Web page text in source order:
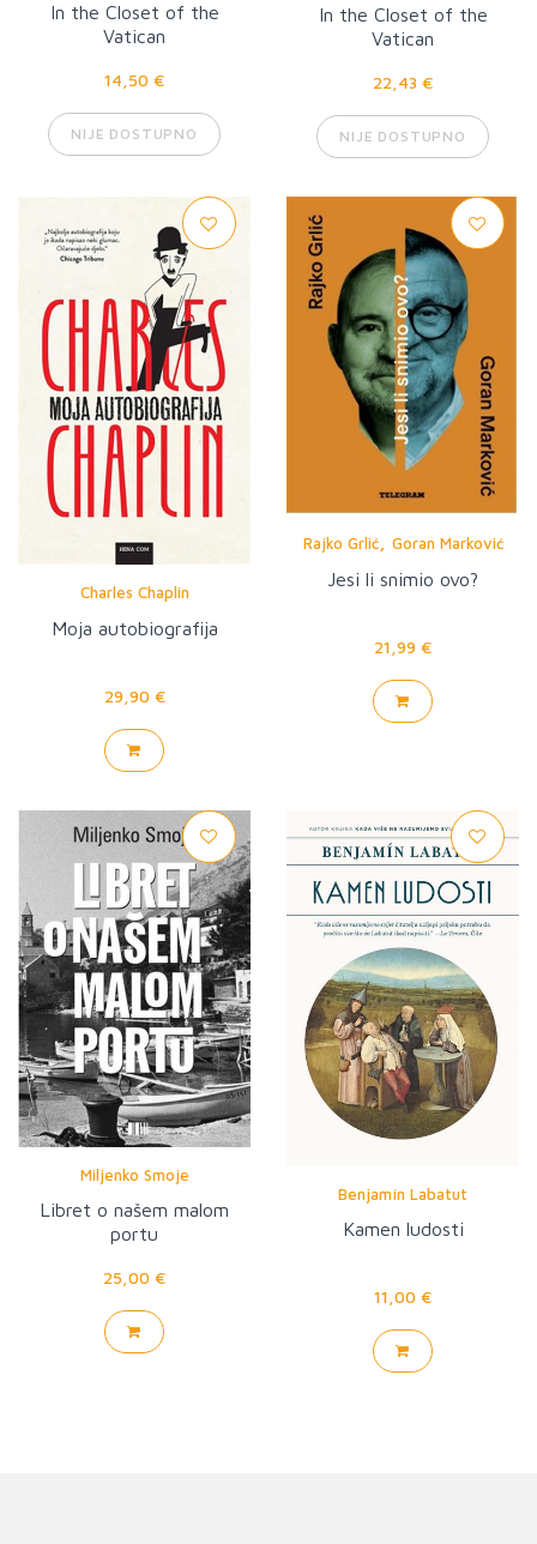
In the Closet of the
Vatican
14,50 €
NIJE DOSTUPNO
In the Closet of the
Vatican
22,43 €
NIJE DOSTUPNO
Charles Chaplin
Moja autobiografija
29,90 €
Rajko Grlić, Goran Marković
Jesi li snimio ovo?
21,99 €
Miljenko Smoje
Libret o našem malom
portu
25,00 €
Benjamín Labatut
Kamen ludosti
11,00 €